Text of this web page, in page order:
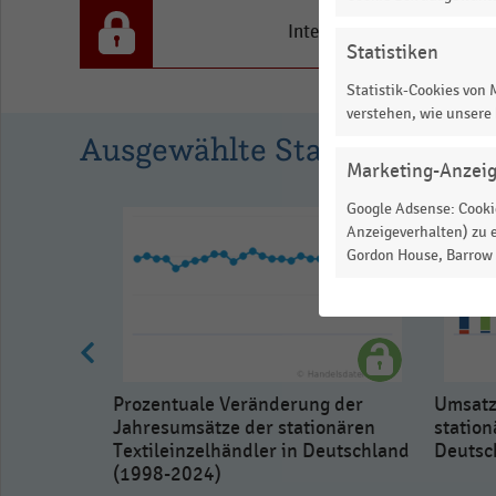
0.73951.
table.
Interesse an den
Ausgewählte Statistiken
Prozentuale Veränderung der
Jahresumsätze der stationären
Textileinzelhändler in Deutschland
(1998-2024)
Statistiken
Statistik-Cookies von
verstehen, wie
Marketing-
Google Adsense:
Anzeigeverhalten) zu
Gordon House,